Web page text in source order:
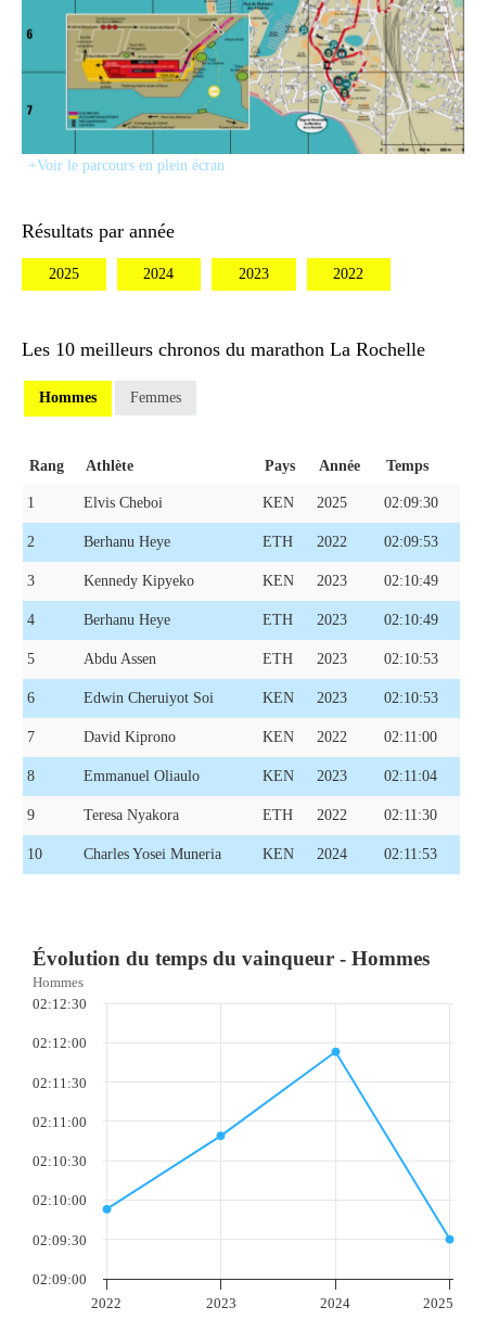
+Voir le parcours en plein écran
Résultats par année
2025 2024 2023 2022
Les 10 meilleurs chronos du marathon La Rochelle
Hommes Femmes
Rang Athlète Pays Année Temps
1 Elvis Cheboi KEN 2025 02:09:30
2 Berhanu Heye ETH 2022 02:09:53
3 Kennedy Kipyeko KEN 2023 02:10:49
4 Berhanu Heye ETH 2023 02:10:49
5 Abdu Assen ETH 2023 02:10:53
6 Edwin Cheruiyot Soi KEN 2023 02:10:53
7 David Kiprono KEN 2022 02:11:00
8 Emmanuel Oliaulo KEN 2023 02:11:04
9 Teresa Nyakora ETH 2022 02:11:30
10 Charles Yosei Muneria KEN 2024 02:11:53
Évolution du temps du vainqueur - Hommes
Hommes
2022 2023 2024 2025
02:09:00
02:09:30
02:10:00
02:10:30
02:11:00
02:11:30
02:12:00
02:12:30